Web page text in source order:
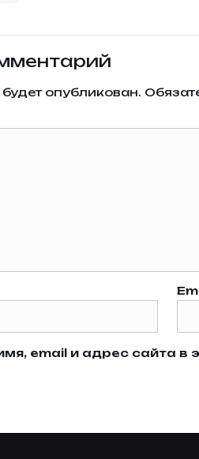
опубликован.
email и адрес сайта